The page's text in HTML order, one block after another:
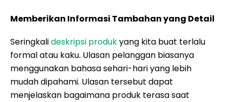
Memberikan Informasi Tambahan yang Detail
Seringkalideskripsi produkyang kita buat terlalu
formal atau kaku. Ulasan pelanggan biasanya
menggunakan bahasa sehari-hari yang lebih
mudah dipahami. Ulasan tersebut dapat
menjelaskan bagaimana produk terasa saat